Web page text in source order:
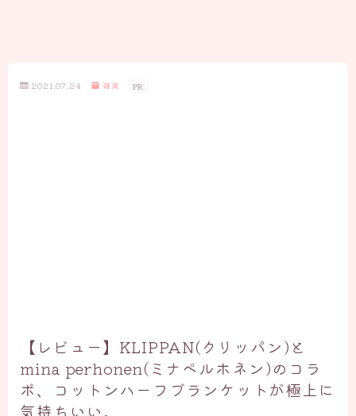
2021.07.24 雑貨 PR
【レビュー】KLIPPAN(クリッパン)と
mina perhonen(ミナペルホネン)のコラ
ボ、コットンハーフブランケットが極上に
気持ちいい。